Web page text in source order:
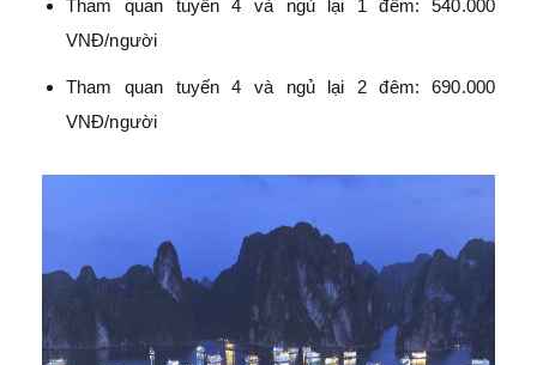
Tham quan tuyến 4 và ngủ lại 1 đêm: 540.000
VNĐ/người
Tham quan tuyến 4 và ngủ lại 2 đêm: 690.000
VNĐ/người